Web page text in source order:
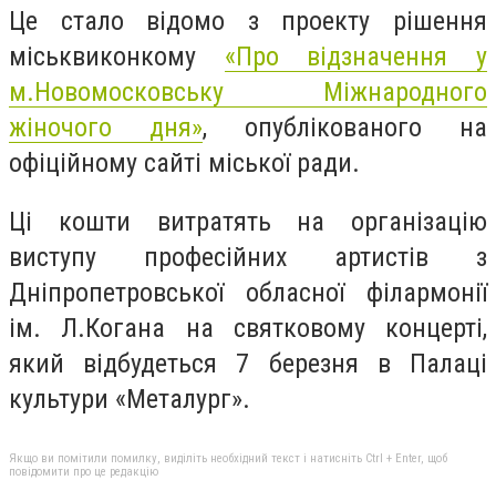
Це стало відомо з проекту рішення
міськвиконкому «Про відзначення у
м.Новомосковську Міжнародного
жіночого дня», опублікованого на
офіційному сайті міської ради.
Ці кошти витратять на організацію
виступу професійних артистів з
Дніпропетровської обласної філармонії
ім. Л.Когана на святковому концерті,
який відбудеться 7 березня в Палаці
культури «Металург».
Якщо ви помітили помилку, виділіть необхідний текст і натисніть Ctrl + Enter, щоб
повідомити про це редакцію